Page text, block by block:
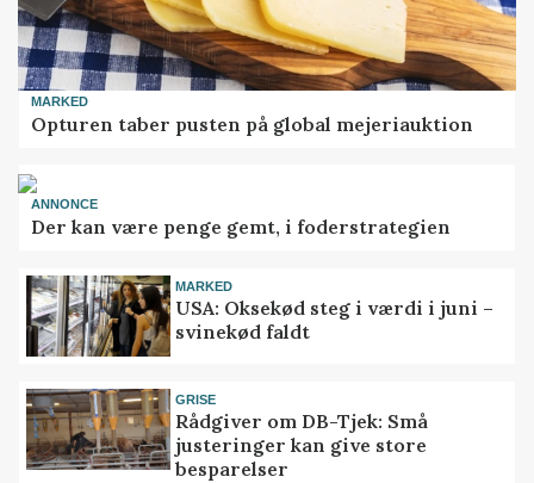
MARKED
Opturen taber pusten på global mejeriauktion
ANNONCE
Der kan være penge gemt, i foderstrategien
MARKED
USA: Oksekød steg i værdi i juni –
svinekød faldt
GRISE
Rådgiver om DB-Tjek: Små
justeringer kan give store
besparelser